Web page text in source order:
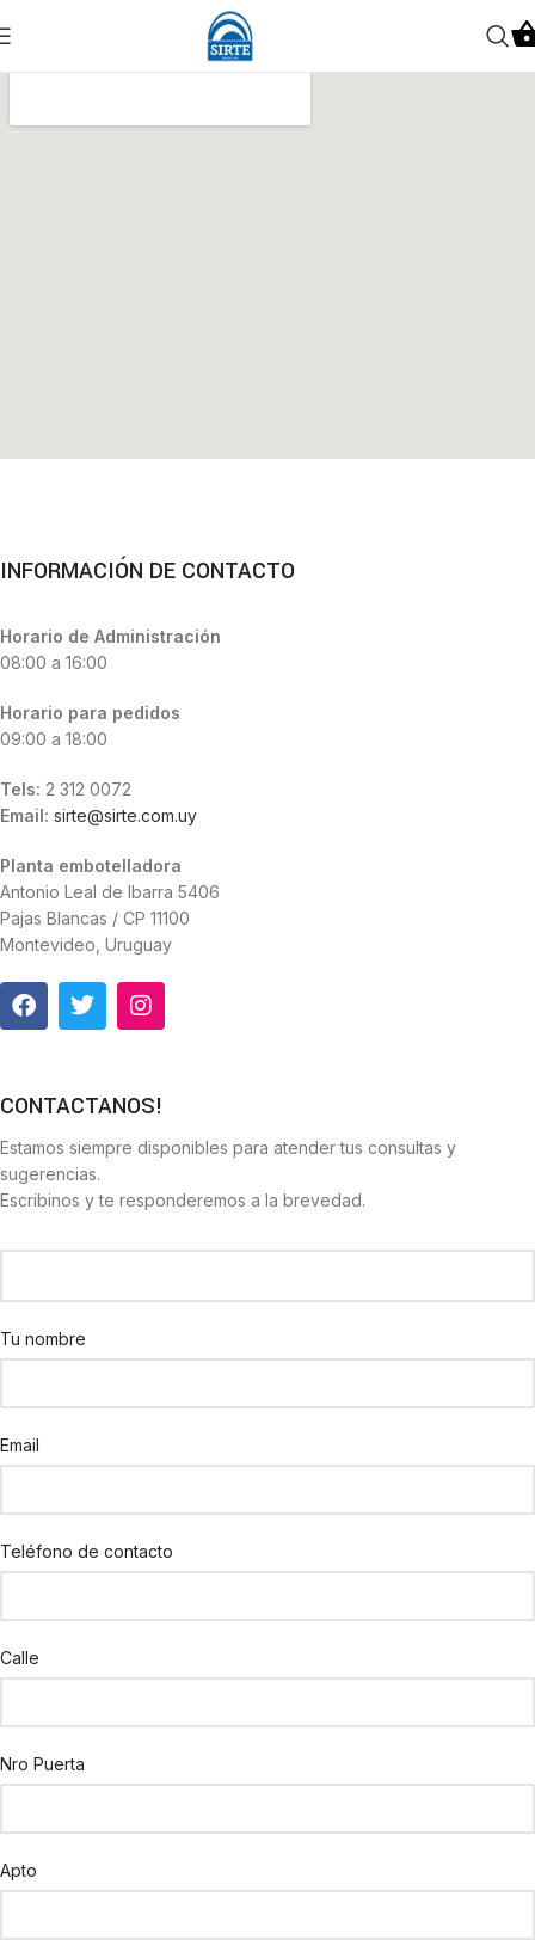
INFORMACIÓN DE CONTACTO
Horario de Administración
08:00 a 16:00
Horario para pedidos
09:00 a 18:00
Tels: 2 312 0072
Email: sirte@sirte.com.uy
Planta embotelladora
Antonio Leal de Ibarra 5406
Pajas Blancas / CP 11100
Montevideo, Uruguay
CONTACTANOS!
Estamos siempre disponibles para atender tus consultas y
sugerencias.
Escribinos y te responderemos a la brevedad.
Tu nombre
Email
Teléfono de contacto
Calle
Nro Puerta
Apto